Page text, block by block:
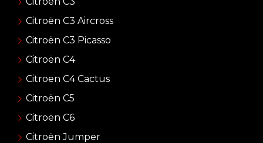
Citroën C3 Aircross
Citroën C3 Picasso
Citroën C4
Citroen C4 Cactus
Citroën C5
Citroën C6
Citroën Jumper